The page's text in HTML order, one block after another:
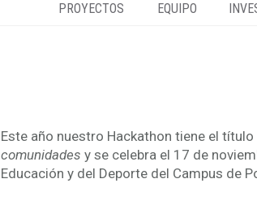
PROYECTOS EQUIPO
Este año nuestro Hackathon tiene el título
comunidades y se celebra el 17 de
Educación y del Deporte del Campus de